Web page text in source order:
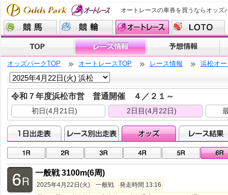
オートレースの車券を買うならオッズ
オッズパークTOP オートレースTOP レース情報 浜松オ
令和７年度浜松市営 普通開催 ４／２１～
初日(4月21日) 2日目(4月22日)
一般戦 3100m(6周)
2025年4月22日(火) 一般戦
発走時間 13:16